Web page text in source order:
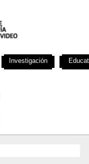
Investigación